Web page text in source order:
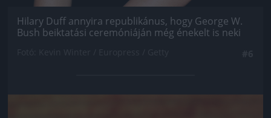
Hilary Duff annyira republikánus, hogy George W.
Bush beiktatási ceremóniáján még énekelt is neki